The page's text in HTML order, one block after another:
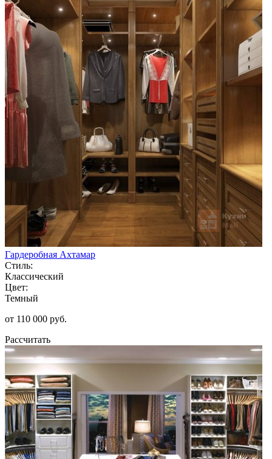
Гардеробная Ахтамар
Стиль:
Классический
Цвет:
Темный
от 110 000 руб.
Рассчитать